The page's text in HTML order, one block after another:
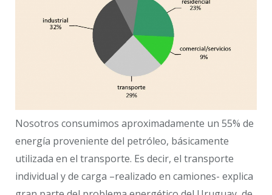
Nosotros consumimos aproximadamente un 55% de
energía proveniente del petróleo, básicamente
utilizada en el transporte. Es decir, el transporte
individual y de carga –realizado en camiones- explica